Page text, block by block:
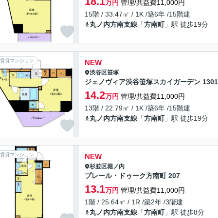
万円 管理/共益費11,000円
15階 / 33.47㎡ / 1K /築6年 /15階建
丸ノ内方南支線 「方南町」駅 徒歩19分
賃貸マンション NEW
渋谷区笹塚
ジェノヴィア渋谷笹塚スカイガーデン 1301
14.2万円 管理/共益費11,000円
13階 / 22.79㎡ / 1K /築6年 /15階建
丸ノ内方南支線 「方南町」駅 徒歩19分
賃貸マンション NEW
杉並区堀ノ内
プレール・ドゥーク方南町 207
13.1万円 管理/共益費11,000円
1階 / 25.64㎡ / 1R /築2年 /3階建
丸ノ内方南支線 「方南町」駅 徒歩8分